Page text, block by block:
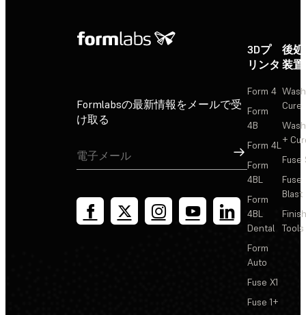
Formlabsの最新情報をメールで受
け取る
サインアップ
3Dプ
リンタ
Form 4
Form
4B
Form 4L
Form
4BL
Form
4BL
Dental
Form
Auto
Fuse X1
Fuse 1+
後
装置
Cure
+
Fuse
Fuse
Blast
Tools